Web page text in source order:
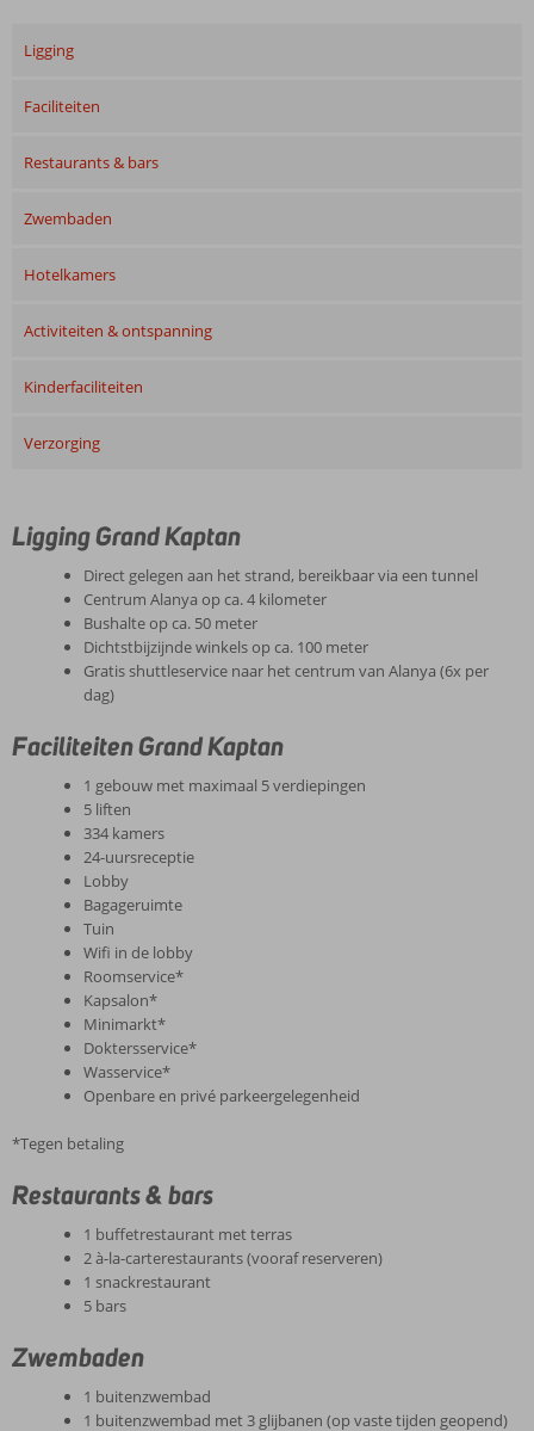
Ligging
Faciliteiten
Restaurants & bars
Zwembaden
Hotelkamers
Activiteiten & ontspanning
Kinderfaciliteiten
Verzorging
Ligging Grand Kaptan
Direct gelegen aan het strand, bereikbaar via een tunnel
Centrum Alanya op ca. 4 kilometer
Bushalte op ca. 50 meter
Dichtstbijzijnde winkels op ca. 100 meter
Gratis shuttleservice naar het centrum van Alanya (6x per
dag)
Faciliteiten Grand Kaptan
1 gebouw met maximaal 5 verdiepingen
5 liften
334 kamers
24-uursreceptie
Lobby
Bagageruimte
Tuin
Wifi in de lobby
Roomservice*
Kapsalon*
Minimarkt*
Doktersservice*
Wasservice*
Openbare en privé parkeergelegenheid
*Tegen betaling
Restaurants & bars
1 buffetrestaurant met terras
2 à-la-carterestaurants (vooraf reserveren)
1 snackrestaurant
5 bars
Zwembaden
1 buitenzwembad
1 buitenzwembad met 3 glijbanen (op vaste tijden geopend)